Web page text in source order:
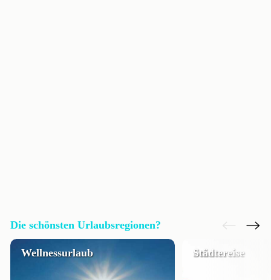
Die schönsten Urlaubsregionen?
Wellnessurlaub Städtereise